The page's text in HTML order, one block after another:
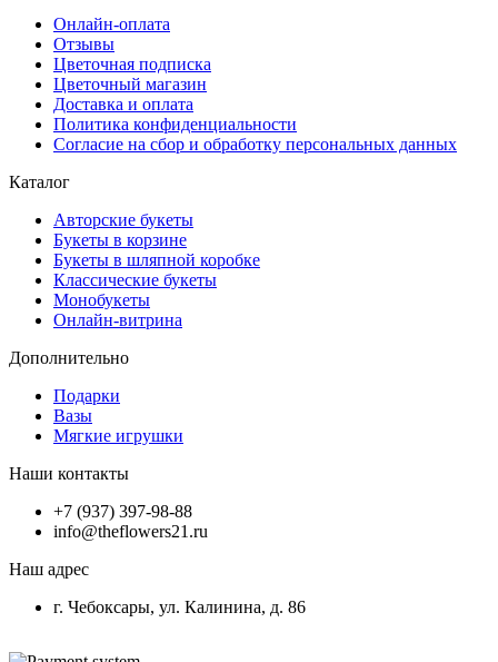
Онлайн-оплата
Отзывы
Цветочная подписка
Цветочный магазин
Доставка и оплата
Политика конфиденциальности
Согласие на сбор и обработку персональных данных
Каталог
Авторские букеты
Букеты в корзине
Букеты в шляпной коробке
Классические букеты
Монобукеты
Онлайн-витрина
Дополнительно
Подарки
Вазы
Мягкие игрушки
Наши контакты
+7 (937) 397-98-88
info@theflowers21.ru
Наш адрес
г. Чебоксары, ул. Калинина, д. 86